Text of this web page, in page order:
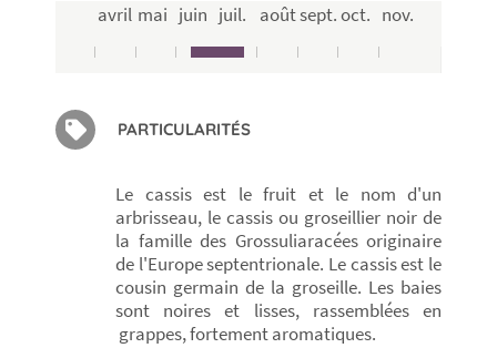
avril mai juin juil. aoûtsept.oct. nov.
PARTICULARITÉS
Le cassis est le fruit et le nom d'un
arbrisseau, le cassis ou groseillier noir de
la famille des Grossuliaracées originaire
de l'Europe septentrionale. Le cassis est le
cousin germain de la groseille. Les baies
sont noires et lisses, rassemblées en
grappes, fortement aromatiques.